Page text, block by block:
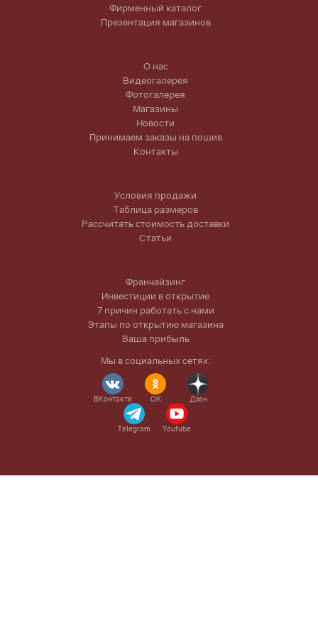
Фирменный каталог
Презентация магазинов
О нас
Видеогалерея
Фотогалерея
Магазины
Новости
Принимаем заказы на пошив
Контакты
Условия продажи
Таблица размеров
Рассчитать стоимость доставки
Статьи
Франчайзинг
Инвестиции в открытие
7 причин работать с нами
Этапы по открытию магазина
Ваша прибыль
Мы в социальных сетях:
ВКонтакте OK Дзен
Telegram Youtube